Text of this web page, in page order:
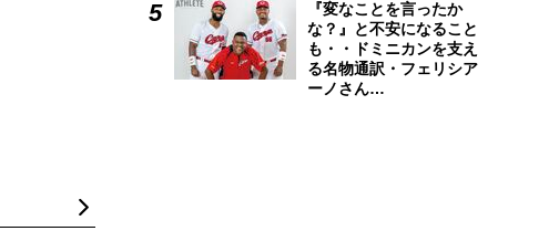
『変なことを言ったか
な？』と不安になること
も・・ドミニカンを支え
る名物通訳・フェリシア
ーノさん…